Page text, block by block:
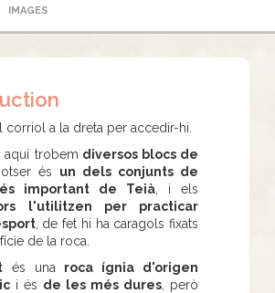
IMAGES
corriol a la dreta per accedir-hi.
aquí trobem diversos blocs de
és un dels conjunts de
important de Teià , i els
l'utilitzen per practicar
, de fet hi ha caragols fixats
de la roca.
és una roca ígnia d'origen
i és de les més dures , però